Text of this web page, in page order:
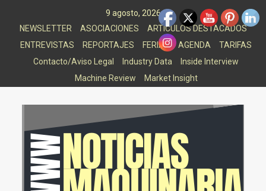
9 agosto, 2026
NEWSLETTER
ASOCIACIONES
ARTICULOS DESTACADOS
ENTREVISTAS
REPORTAJES FERIAS AGENDA
TARIFAS
Contacto/Aviso Legal
Industry Data
Inside Interview
Machine Review
Market Insight